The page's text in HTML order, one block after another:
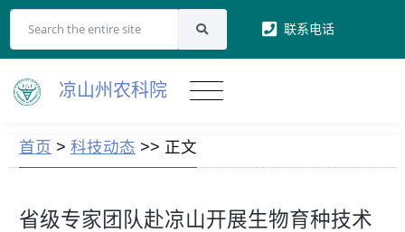
联系电话
凉山州农科院
首页 > 科技动态 >> 正文
省级专家团队赴凉山开展生物育种技术